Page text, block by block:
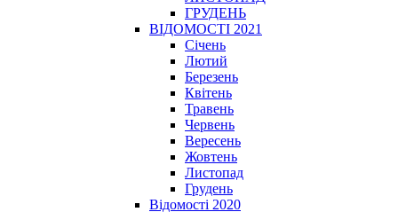
ГРУДЕНЬ
ВІДОМОСТІ 2021
Січень
Лютий
Березень
Квітень
Травень
Червень
Вересень
Жовтень
Листопад
Грудень
Відомості 2020